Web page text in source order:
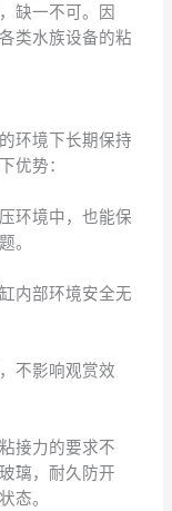
缺一不可。因
类水族设备的粘
环境下长期保持
优势：
环境中，也能保
。
内部环境安全无
不影响观赏效
接力的要求不
璃，耐久防开
态。